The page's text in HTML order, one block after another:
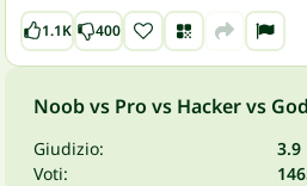
1.1K 400
Noob vs Pro vs Hacker vs
Giudizio:
3.9
Voti: